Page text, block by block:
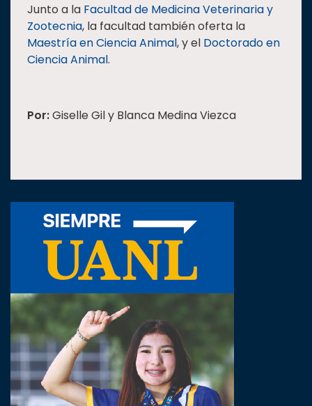
Junto a la Facultad de Medicina Veterinaria y
Zootecnia, la facultad también oferta la
Maestría en Ciencia Animal, y el Doctorado en
Ciencia Animal.
Por:Giselle Gil y Blanca Medina Viezca